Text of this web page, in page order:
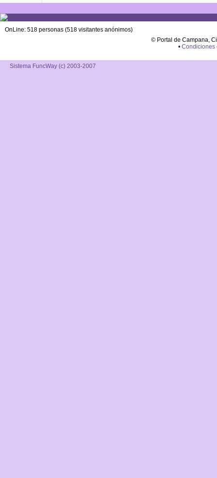
OnLine: 518 personas (518 visitantes anónimos)
© Portal de Campana,
• Condiciones
Sistema FuncWay (c) 2003-2007